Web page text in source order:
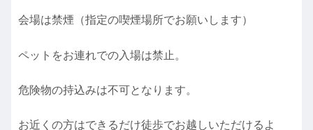
会場は禁煙（指定の喫煙場所でお願いします）
ペットをお連れでの入場は禁止。
危険物の持込みは不可となります。
お近くの方はできるだけ徒歩でお越しいただけるよ